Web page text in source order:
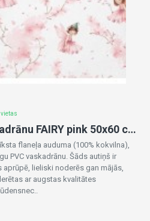
Autiņš flaneļa ar vaskadrānu FAIRY pink 50x60 cm (7419)
flaneļa auduma (100% kokvilna),
PVC vaskadrānu. Šāds autiņš ir
lieliski noderēs gan mājās,
ar augstas kvalitātes